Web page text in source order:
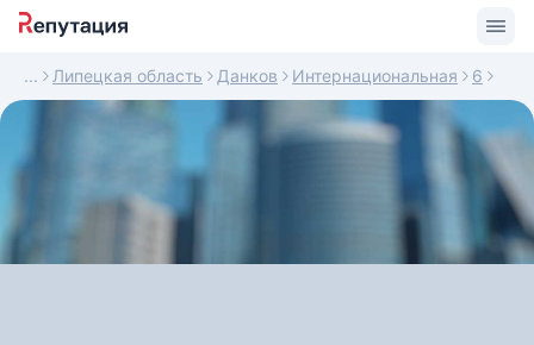
Липецкая область Данков Интернациональная 6